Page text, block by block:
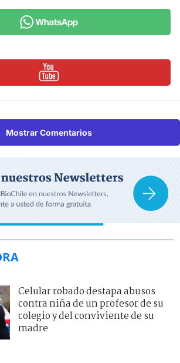
Mostrar Comentarios
Celular robado destapa abusos
contra niña de un profesor de su
colegio y del conviviente de su
madre